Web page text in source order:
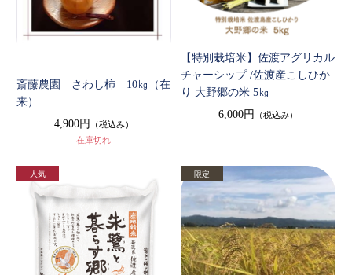
斎藤農園 さわし柿 10㎏（在
来）
4,900円
（税込み）
在庫切れ
【特別栽培米】佐渡アグリカル
チャーシップ /佐渡産こしひか
り 大野郷の米 5㎏
6,000円
（税込み）